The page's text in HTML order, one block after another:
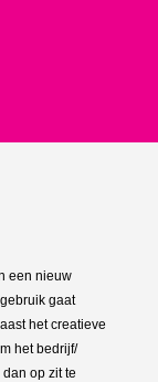
een nieuw
gaat
het creatieve
het bedrijf/
op zit te